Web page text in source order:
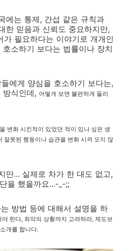
에는 통제, 간섭 같은 규칙과
한 믿음과 신뢰도 중요하지만,
필요하다는 이야기로 개개인
소하기 보다는 법률이나 장치
에게 양심을 호소하기 보다는,
식인데, 어떻게 보면 불편하게 들리
변화 시킨적이 있었던 적이 있나 싶은 생
잘못된 행동이나 습관을 변화 시켜 오지 않
만... 실제로 차가 한 대도 없고,
을 했을까요...-_-;;
방법 등에 대해서 설명을 하
한다, 최악의 상황까지 고려하라, 제도보
개를 합니다.